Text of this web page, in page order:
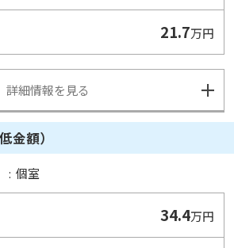
21.7万円
詳細情報を見る
金額）
: 個室
34.4万円